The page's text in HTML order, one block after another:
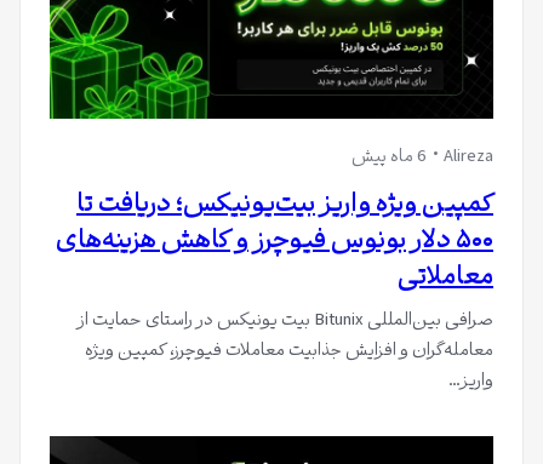
Alireza 6 ماه پیش
کمپین ویژه واریز بیت‌یونیکس؛ دریافت تا
۵۰۰ دلار بونوس فیوچرز و کاهش هزینه‌های
معاملاتی
صرافی بین‌المللی Bitunix بیت یونیکس در راستای حمایت از
معامله‌گران و افزایش جذابیت معاملات فیوچرز، کمپین ویژه
واریز…